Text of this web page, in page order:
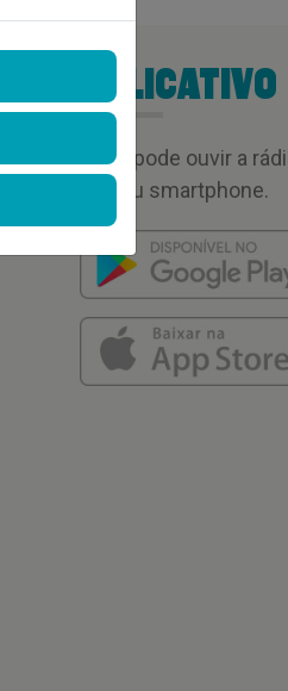
APLICATIVO
Você pode ouvir a
no seu smartphone.